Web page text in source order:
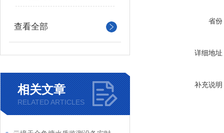
查看全部
相关文章
RELATED ARTICLES
省份
详细地址
补充说明